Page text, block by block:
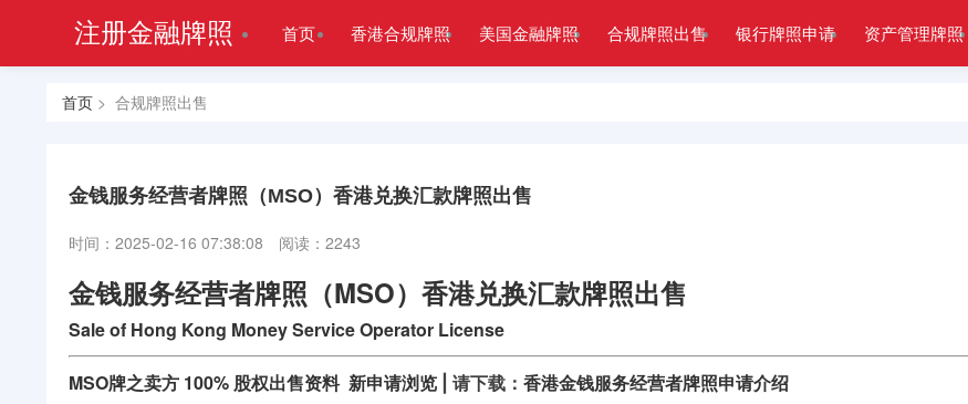
注册金融牌照 首页 香港合规牌照 美国金融牌照 合规牌照出售 银行牌照申请 资产管理牌照
首页 > 合规牌照出售
金钱服务经营者牌照（MSO）香港兑换汇款牌照出售
时间：2025-02-16 07:38:08 阅读：2243
金钱服务经营者牌照（MSO）香港兑换汇款牌照出售
Sale of Hong Kong Money Service Operator License
MSO牌之卖方 100% 股权出售资料 新申请浏览 请下载： 香港金钱服务经营者牌照申请介绍